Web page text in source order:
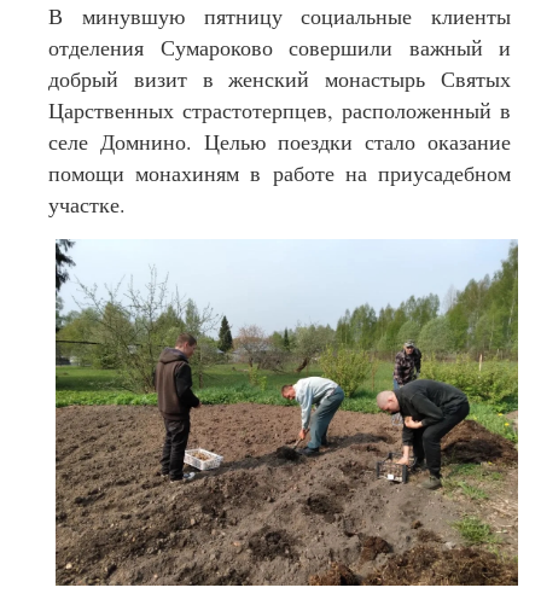
В минувшую пятницу социальные клиенты
отделения Сумароково совершили важный и
добрый визит в женский монастырь Святых
Царственных страстотерпцев, расположенный в
селе Домнино. Целью поездки стало оказание
помощи монахиням в работе на приусадебном
участке.